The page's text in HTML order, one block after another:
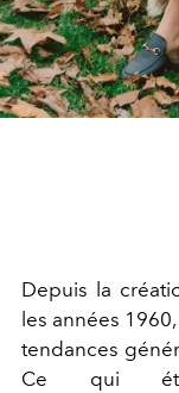
Depuis la
les années
tendances
Ce qui